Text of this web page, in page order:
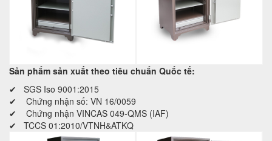
Sản phẩm sản xuất theo tiêu chuẩn Quốc tế:
✔ SGS Iso 9001:2015
✔ Chứng nhận số: VN 16/0059
✔ Chứng nhận VINCAS 049-QMS (IAF)
✔ TCCS 01:2010/VTNH&ATKQ